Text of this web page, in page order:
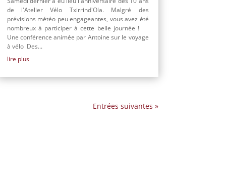
de l'Atelier Vélo Txirrind'Ola. Malgré des
prévisions météo peu engageantes, vous avez été
nombreux à participer à cette belle journée !
Une conférence animée par Antoine sur le voyage
à vélo Des...
lire plus
Entrées suivantes »